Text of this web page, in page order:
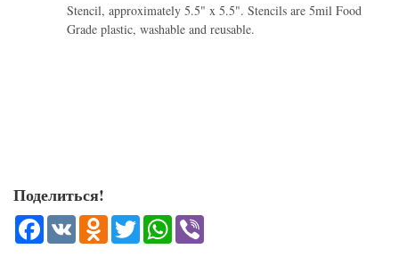
Stencil, approximately 5.5" x 5.5". Stencils are 5mil Food
Grade plastic, washable and reusable.
Поделиться!
Facebook
VK Odnoklassniki
TwitterWhatsApp